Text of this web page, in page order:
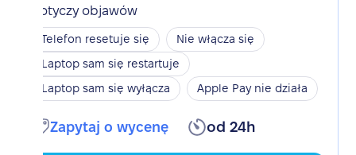
Dotyczy objawów
Telefon resetuje się
Nie włącza się
Laptop sam się restartuje
Laptop sam się wyłącza
Apple Pay nie działa
Zapytaj o wycenę od 24h